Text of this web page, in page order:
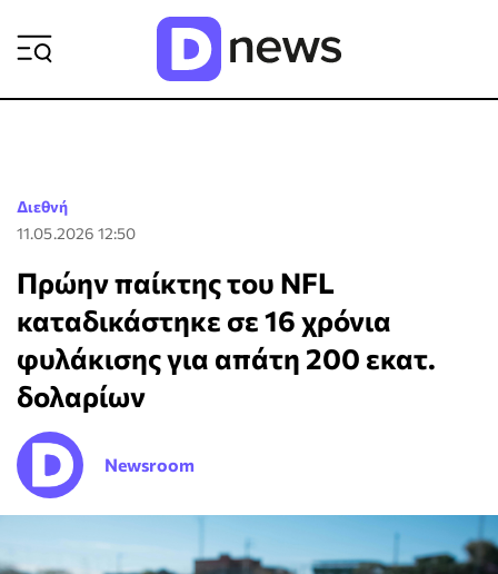
Διεθνή
11.05.2026 12:50
Πρώην παίκτης του NFL
καταδικάστηκε σε 16 χρόνια
φυλάκισης για απάτη 200 εκατ.
δολαρίων
Newsroom